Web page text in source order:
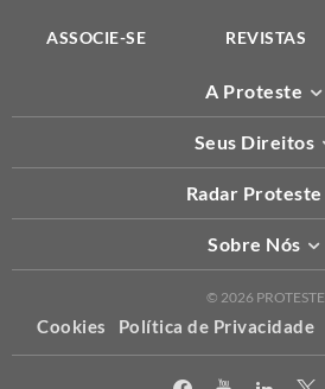
ASSOCIE-SE REVISTAS
A Proteste
Seus Direitos
Radar Proteste
Sobre Nós
© 2026 PROTESTE
Cookies Política de Privacidade